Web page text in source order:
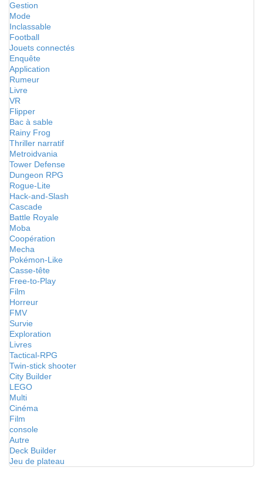
Gestion
Mode
Inclassable
Football
Jouets connectés
Enquête
Application
Rumeur
Livre
VR
Flipper
Bac à sable
Rainy Frog
Thriller narratif
Metroidvania
Tower Defense
Dungeon RPG
Rogue-Lite
Hack-and-Slash
Cascade
Battle Royale
Moba
Coopération
Mecha
Pokémon-Like
Casse-tête
Free-to-Play
Film
Horreur
FMV
Survie
Exploration
Livres
Tactical-RPG
Twin-stick shooter
City Builder
LEGO
Multi
Cinéma
Film
console
Autre
Deck Builder
Jeu de plateau